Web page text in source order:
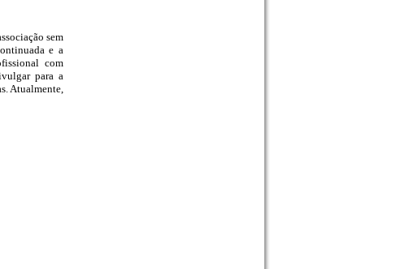
sem
e a
com
para a
Atualmente,